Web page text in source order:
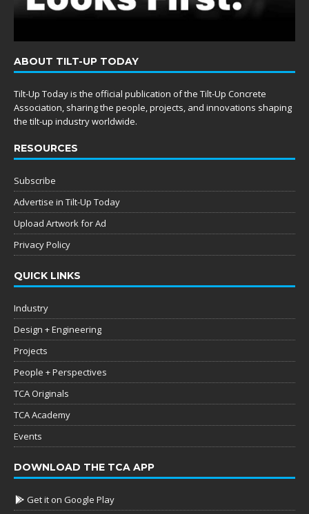
ABOUT TILT-UP TODAY
Tilt-Up Today is the official publication of the Tilt-Up Concrete
Association, sharing the people, projects, and innovations shaping
the tilt-up industry worldwide.
RESOURCES
Subscribe
Advertise in Tilt-Up Today
Upload Artwork for Ad
Privacy Policy
QUICK LINKS
Industry
Design + Engineering
Projects
People + Perspectives
TCA Originals
TCA Academy
Events
DOWNLOAD THE TCA APP
Get it on Google Play